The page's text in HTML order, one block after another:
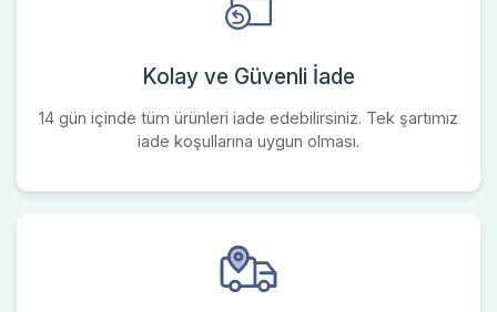
Kolay ve Güvenli İade
14 gün içinde tüm ürünleri iade edebilirsiniz. Tek şartımız
iade koşullarına uygun olması.